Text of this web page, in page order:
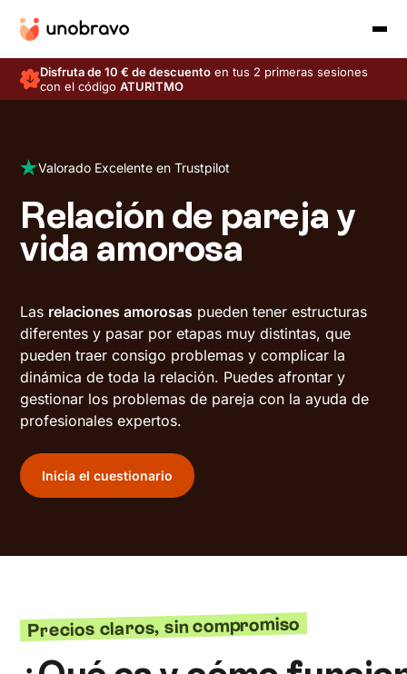
Disfruta de 10 € de descuento en tus 2 primeras sesiones
con el códigoATURITMO
Valorado Excelente en Trustpilot
Relación de pareja y
vida amorosa
Las relaciones amorosas pueden tener estructuras
diferentes y pasar por etapas muy distintas, que
pueden traer consigo problemas y complicar la
dinámica de toda la relación. Puedes afrontar y
gestionar los problemas de pareja con la ayuda de
profesionales expertos.
Inicia el cuestionario
Precios claros, sin compromiso